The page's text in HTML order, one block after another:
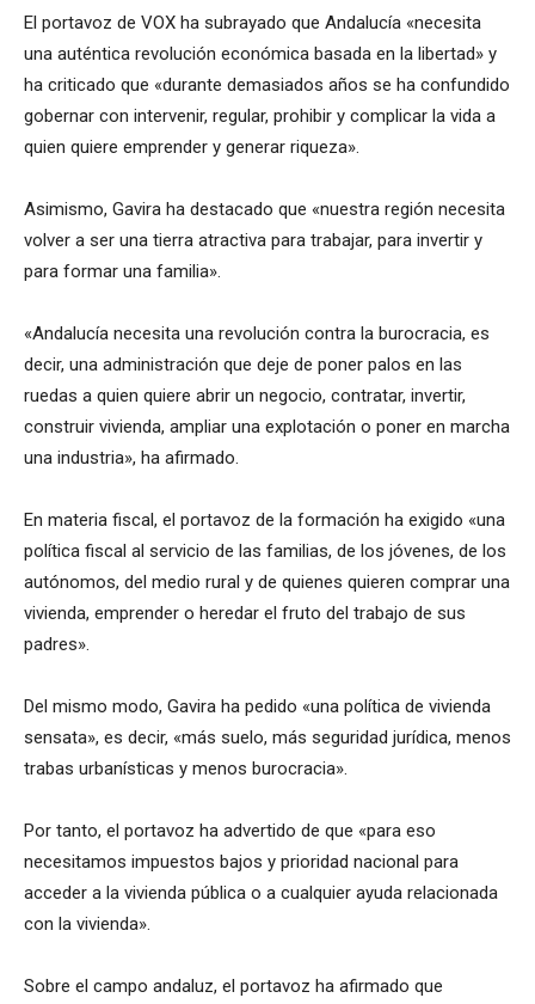
El portavoz de VOX ha subrayado que Andalucía «necesita
una auténtica revolución económica basada en la libertad» y
ha criticado que «durante demasiados años se ha confundido
gobernar con intervenir, regular, prohibir y complicar la vida a
quien quiere emprender y generar riqueza».
Asimismo, Gavira ha destacado que «nuestra región necesita
volver a ser una tierra atractiva para trabajar, para invertir y
para formar una familia».
«Andalucía necesita una revolución contra la burocracia, es
decir, una administración que deje de poner palos en las
ruedas a quien quiere abrir un negocio, contratar, invertir,
construir vivienda, ampliar una explotación o poner en marcha
una industria», ha afirmado.
En materia fiscal, el portavoz de la formación ha exigido «una
política fiscal al servicio de las familias, de los jóvenes, de los
autónomos, del medio rural y de quienes quieren comprar una
vivienda, emprender o heredar el fruto del trabajo de sus
padres».
Del mismo modo, Gavira ha pedido «una política de vivienda
sensata», es decir, «más suelo, más seguridad jurídica, menos
trabas urbanísticas y menos burocracia».
Por tanto, el portavoz ha advertido de que «para eso
necesitamos impuestos bajos y prioridad nacional para
acceder a la vivienda pública o a cualquier ayuda relacionada
con la vivienda».
Sobre el campo andaluz, el portavoz ha afirmado que